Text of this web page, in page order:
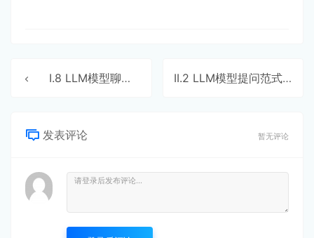
Ⅰ.8 LLM模型聊天机器人 II.2 LLM模型提问范式与 Token
发表评论 暂无评论